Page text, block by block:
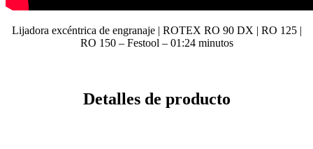
Lijadora excéntrica de engranaje | ROTEX RO 90 DX | RO 125 |
RO 150 – Festool – 01:24minutos
Detalles de producto